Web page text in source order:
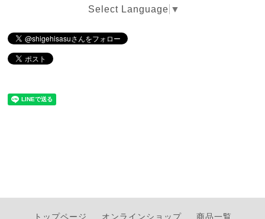
Select Language ▼
トップページ オンラインショップ 商品一覧